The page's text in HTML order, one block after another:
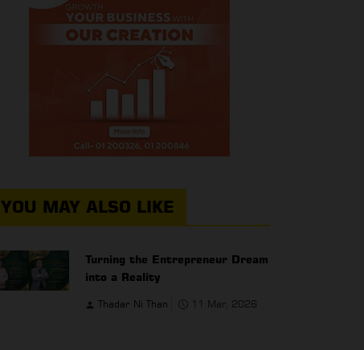
YOU MAY ALSO LIKE
Turning the Entrepreneur Dream
into a Reality
Thadar Ni Than 11 Mar, 2026